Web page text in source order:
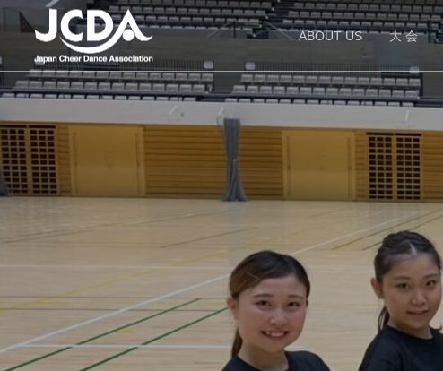
ABOUT US 大 会